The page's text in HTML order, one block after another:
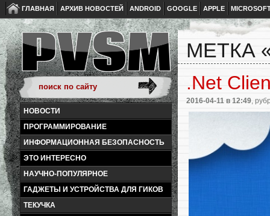
ГЛАВНАЯ АРХИВ НОВОСТЕЙ ANDROID GOOGLE APPLE
НОВОСТИ
ПРОГРАММИРОВАНИЕ
ИНФОРМАЦИОННАЯ БЕЗОПАСНОСТЬ
ЭТО ИНТЕРЕСНО
НАУЧНО-ПОПУЛЯРНОЕ
ГАДЖЕТЫ И УСТРОЙСТВА ДЛЯ ГИКОВ
ТЕКУЧКА
МЕТКА
.Net
2016-04-11 в 12:49,